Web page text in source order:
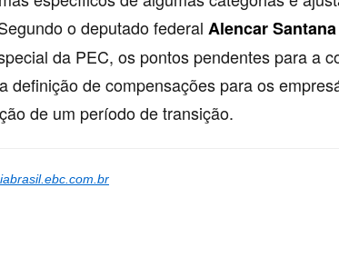
o deputado federal Alencar Santana
da PEC, os pontos pendentes para a
definição de compensações para os
de um período de transição.